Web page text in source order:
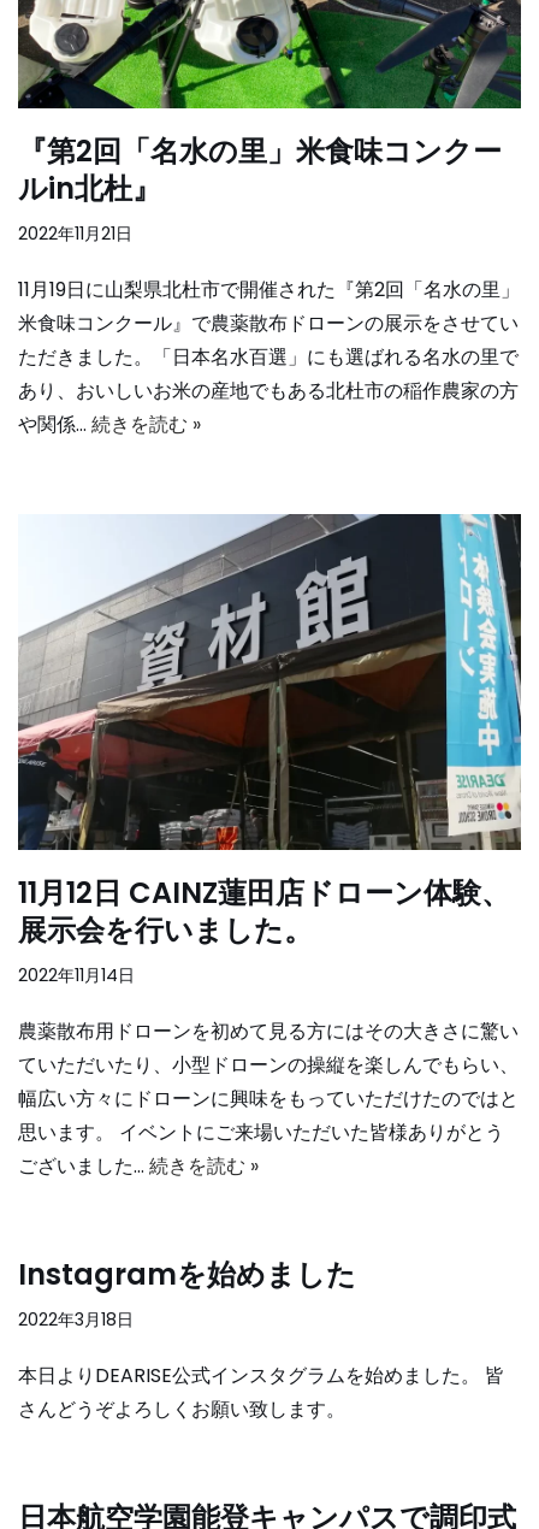
『第2回「名水の里」米食味コンクー
ルin北杜』
2022年11月21日
11月19日に山梨県北杜市で開催された『第2回「名水の里」
米食味コンクール』で農薬散布ドローンの展示をさせてい
ただきました。「日本名水百選」にも選ばれる名水の里で
あり、おいしいお米の産地でもある北杜市の稲作農家の方
や関係… 続きを読む »
11月12日 CAINZ蓮田店ドローン体験、
展示会を行いました。
2022年11月14日
農薬散布用ドローンを初めて見る方にはその大きさに驚い
ていただいたり、小型ドローンの操縦を楽しんでもらい、
幅広い方々にドローンに興味をもっていただけたのではと
思います。 イベントにご来場いただいた皆様ありがとう
ございました… 続きを読む »
Instagramを始めました
2022年3月18日
本日よりDEARISE公式インスタグラムを始めました。 皆
さんどうぞよろしくお願い致します。
日本航空学園能登キャンパスで調印式